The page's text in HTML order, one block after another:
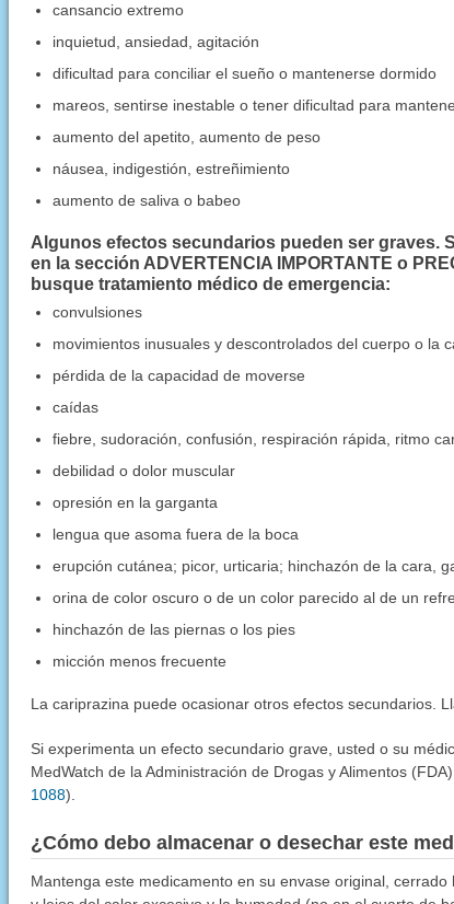
cansancio extremo
inquietud, ansiedad, agitación
dificultad para conciliar el sueño o mantenerse dormido
mareos, sentirse inestable o tener dificultad para
aumento del apetito, aumento de peso
náusea, indigestión, estreñimiento
aumento de saliva o babeo
Algunos efectos secundarios pueden ser graves.
en la sección ADVERTENCIA IMPORTANTE o
busque tratamiento médico de emergencia:
convulsiones
movimientos inusuales y descontrolados del cuerpo o la
pérdida de la capacidad de moverse
caídas
fiebre, sudoración, confusión, respiración rápida, ritmo
debilidad o dolor muscular
opresión en la garganta
lengua que asoma fuera de la boca
erupción cutánea; picor, urticaria; hinchazón de la cara,
orina de color oscuro o de un color parecido al de un
hinchazón de las piernas o los pies
micción menos frecuente
La cariprazina puede ocasionar otros efectos secundarios.
Si experimenta un efecto secundario grave, usted o su
MedWatch de la Administración de Drogas y Alimentos
1088).
¿Cómo debo almacenar o desechar este
Mantenga este medicamento en su envase original,